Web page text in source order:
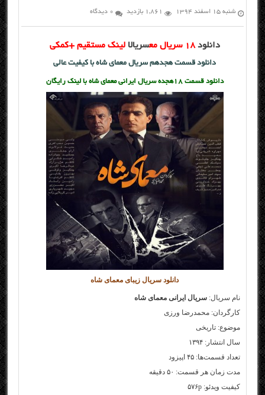
شنبه ۱۵ اسفند ۱۳۹۴ 1,861 بازدید 0 دیدگاه
دانلود۱۸ سریال مع سریال ا لینک مستقیم +کمکی
دانلود قسمت هجدهم سریال معمای شاه با کیفیت عالی
دانلود قسمت ۱۸هجده سریال ایرانی معمای شاه با لینک رایگان
دانلود سریال زیبای معمای شاه
نام سریال:سریال ایرانی معمای شاه
کارگردان: محمدرضا ورزی
موضوع: تاریخی
سال انتشار: ۱۳۹۴
تعداد قسمت‌ها: ۴۵ اپیزود
مدت زمان هر قسمت: ۵۰ دقیقه
کیفیت ویدئو: ۵۷۶p